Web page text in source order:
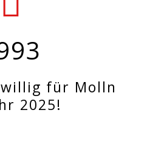
für Molln
2025!